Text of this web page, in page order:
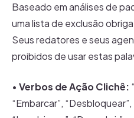
Baseado em análises de
uma lista de exclusão
Seus redatores e seus
proibidos de usar estas
• Verbos de Ação Clichê:
“Embarcar”,